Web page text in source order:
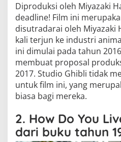
Diproduksi oleh Miyazaki
deadline! Film ini
disutradarai oleh Miyazaki
kali terjun ke industri
ini dimulai pada tahun
membuat proposal
2017. Studio Ghibli tidak
untuk film ini, yang
biasa bagi mereka.
2. How Do You
dari buku tahun